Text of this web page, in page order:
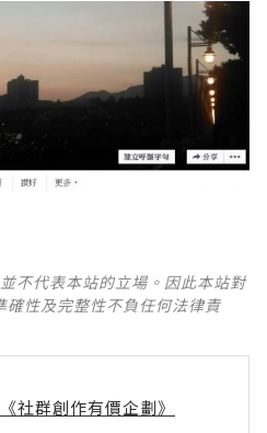
不代表本站的立場。因此本站對
性及完整性不負任何法律責
社群創作有價企劃》